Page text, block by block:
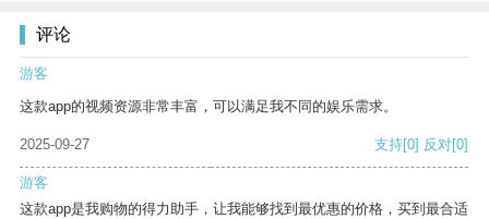
评论
游客
这款app的视频资源非常丰富，可以满足我不同的娱乐需求。
2025-09-27 支持[0] 反对[0]
游客
这款app是我购物的得力助手，让我能够找到最优惠的价格，买到最合适